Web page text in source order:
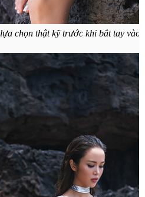
chọn thật kỹ trước khi bắt tay vào